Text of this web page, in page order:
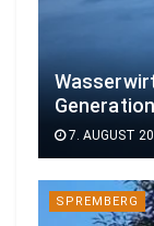
7. AUGUST
SPREMBERG